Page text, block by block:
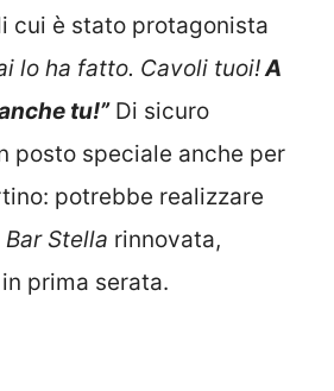
cui è stato protagonista
lo ha fatto. Cavoli tuoi!A
tu!”Di sicuro
posto speciale anche per
potrebbe realizzare
Bar Stella rinnovata,
prima serata.